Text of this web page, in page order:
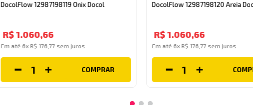
DocolFlow 12987198119 Onix Docol
R$ 1.060,66
Em até 6x R$ 176 ,77 sem juros
COMPRAR
DocolFlow 12987198120 Areia
R$1.060,66
Em até 6x R$ 176, 77sem juros